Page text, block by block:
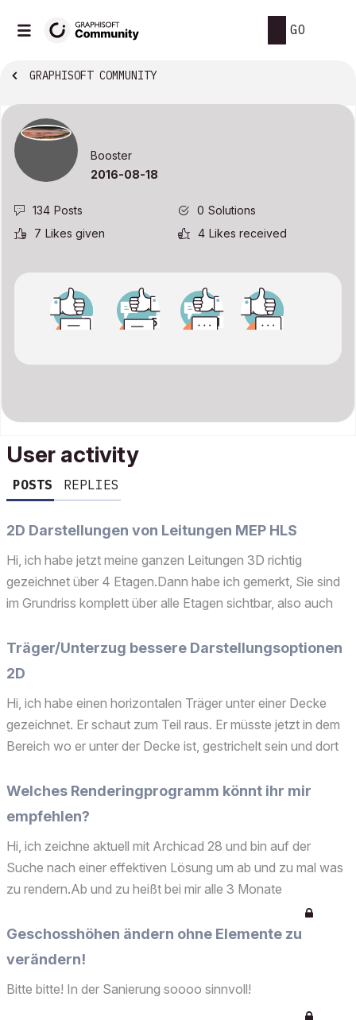
GO
GRAPHISOFT COMMUNITY
Booster
‎2016-08-18
134 Posts 0 Solutions
7 Likes given 4 Likes received
User activity
POSTS REPLIES
2D Darstellungen von Leitungen MEP HLS
Hi, ich habe jetzt meine ganzen Leitungen 3D richtig
gezeichnet über 4 Etagen.Dann habe ich gemerkt, Sie sind
im Grundriss komplett über alle Etagen sichtbar, also auch
Erdgeschoss.Darstellungsoptionen + Schnitteinstel...
Träger/Unterzug bessere Darstellungsoptionen
2D
Hi, ich habe einen horizontalen Träger unter einer Decke
gezeichnet. Er schaut zum Teil raus. Er müsste jetzt in dem
Bereich wo er unter der Decke ist, gestrichelt sein und dort
sind einem Geschoss. Laut AC Support geht...
Welches Renderingprogramm könnt ihr mir
empfehlen?
Hi, ich zeichne aktuell mit Archicad 28 und bin auf der
Suche nach einer effektiven Lösung um ab und zu mal was
zu rendern.Ab und zu heißt bei mir alle 3 Monate
maximal.Zuletzt (Archicad 26-27) habe ich Twinmotion
genutzt. Bei Archicad 27 hat aber der Direktlink schon nicht
...
Geschosshöhen ändern ohne Elemente zu
verändern!
Bitte bitte! In der Sanierung soooo sinnvoll!